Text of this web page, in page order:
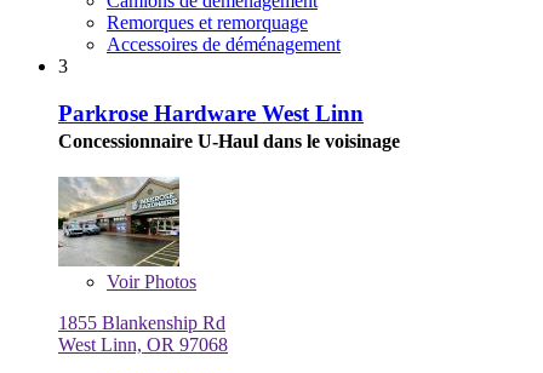
Remorques et remorquage
Accessoires de déménagement
3
Parkrose Hardware West Linn
Concessionnaire U-Haul dans le voisinage
VoirPhotos
1855 Blankenship Rd
West Linn, OR 97068